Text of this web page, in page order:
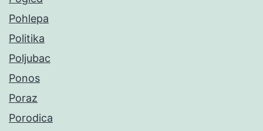
Pohlepa
Politika
Poljubac
Ponos
Poraz
Porodica